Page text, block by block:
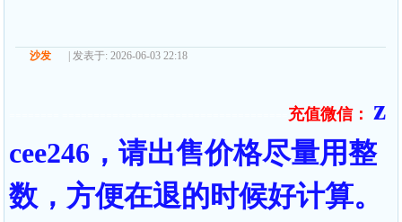
沙发 | 发表于: 2026-06-03 22:18
充值微信：
z
cee246，请出售价格尽量用整
数，方便在退的时候好计算。